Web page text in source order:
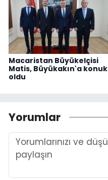
Macaristan Büyükelçisi
Matis, Büyükakın'a konuk
oldu
Yorumlar